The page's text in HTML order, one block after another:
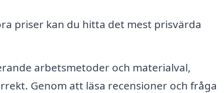
priser kan du hitta det mest prisvärda
arbetsmetoder och materialval,
Genom att läsa recensioner och fråga